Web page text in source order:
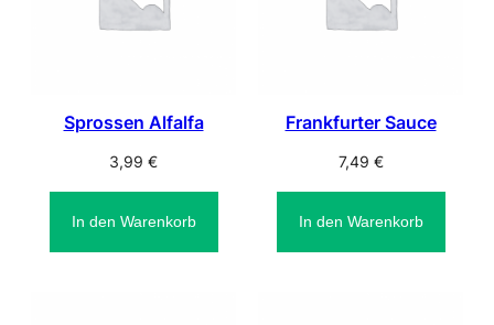
Sprossen Alfalfa
3,99 €
In den Warenkorb
Frankfurter Sauce
7,49 €
In den Warenkorb